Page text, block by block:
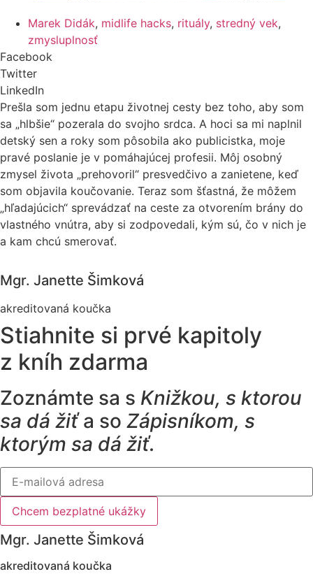
Marek Didák, midlife hacks, rituály, stredný vek,
zmysluplnosť
Facebook
Twitter
LinkedIn
Prešla som jednu etapu životnej cesty bez toho, aby som
sa „hlbšie“ pozerala do svojho srdca. A hoci sa mi naplnil
detský sen a roky som pôsobila ako publicistka, moje
pravé poslanie je v pomáhajúcej profesii. Môj osobný
zmysel života „prehovoril“ presvedčivo a zanietene, keď
som objavila koučovanie. Teraz som šťastná, že môžem
„hľadajúcich“ sprevádzať na ceste za otvorením brány do
vlastného vnútra, aby si zodpovedali, kým sú, čo v nich je
a kam chcú smerovať.
Mgr. Janette Šimková
akreditovaná koučka
Stiahnite si prvé kapitoly
z kníh zdarma
Zoznámte sa s Knižkou, s ktorou
sa dá žiťa so Zápisníkom, s
ktorým sa dá žiť.
Chcem bezplatné ukážky
Mgr. Janette Šimková
akreditovaná koučka